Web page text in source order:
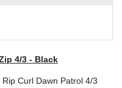
4/3 - Black
Curl Dawn Patrol 4/3